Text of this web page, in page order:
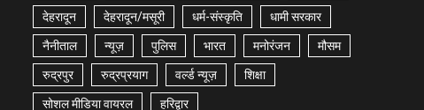
देहरादून देहरादून/मसूरी धर्म-संस्कृति धामी सरकार
नैनीताल न्यूज़ पुलिस भारत मनोरंजन मौसम
रुद्रपुर रुद्रप्रयाग वर्ल्ड न्यूज़ शिक्षा
सोशल मीडिया वायरल हरिद्वार